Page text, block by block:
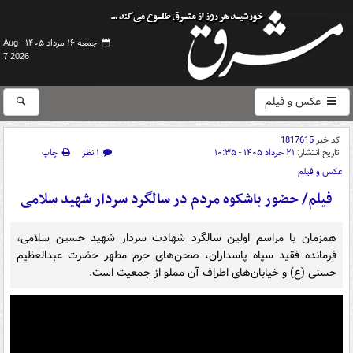
جمعه ۱۶ مرداد ۱۴۰۵ -
Aug
7 2026
عکس و فیلم
کد خبر1817615
تاریخ انتشار: ۲۱ خرداد ۱۴۰۵ - ۱۰:۳۵ ۱ نظر
چاپ
عکس و فیلم
فیلم/ حضور باشکوه مردم در سالگرد سردار شهید سلامی
همزمان با مراسم اولین سالگرد شهادت سردار شهید حسین سلامی،
فرمانده فقید سپاه پاسداران، صحن‌های حرم مطهر حضرت عبدالعظیم
حسنی (ع) و خیابان‌های اطراف آن مملو از جمعیت است.